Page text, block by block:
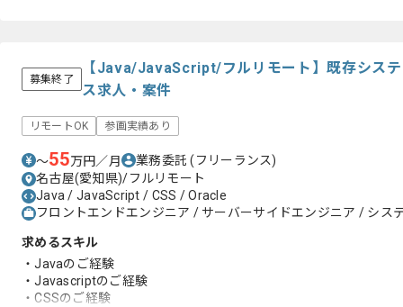
募集終了
【Java/JavaScript/フルリモート】既存シス
ス求人・案件
リモートOK 参画実績あり
〜55万円／月 業務委託(フリーランス)
名古屋(愛知県)/フルリモート
Java / JavaScript / CSS / Oracle
フロントエンドエンジニア / サーバーサイドエンジニア / シス
求めるスキル
・Javaのご経験
・Javascriptのご経験
・CSSのご経験